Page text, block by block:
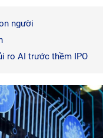
người
ro AI trước thềm IPO